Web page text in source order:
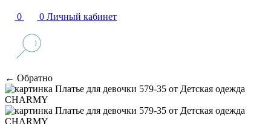
0 0 Личный кабинет
← Обратно